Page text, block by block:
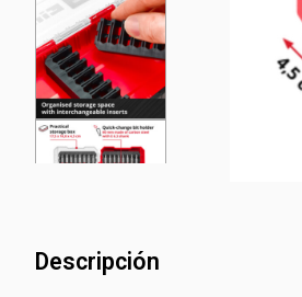
Descripción